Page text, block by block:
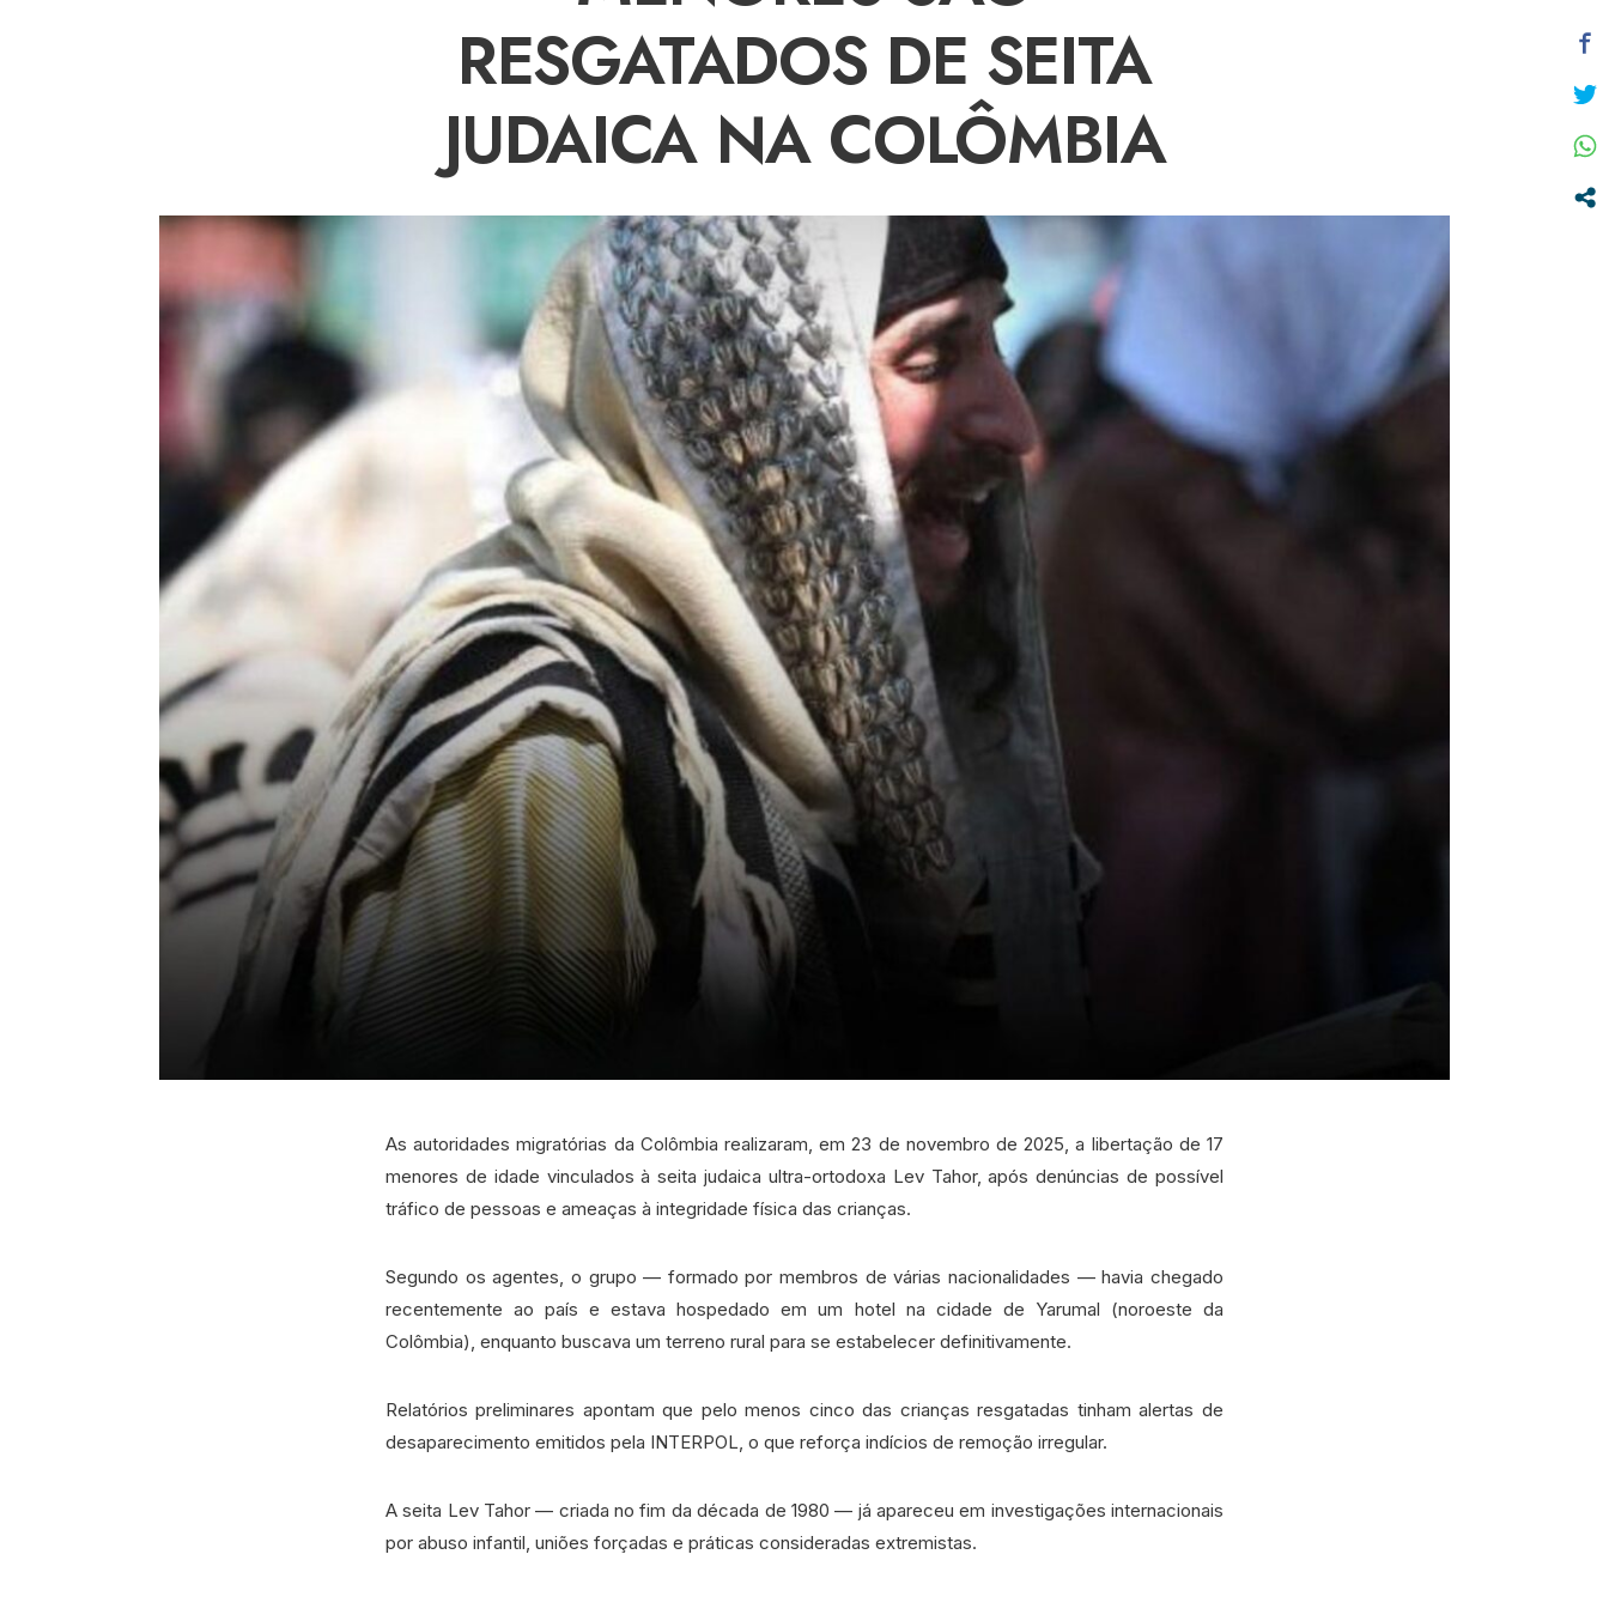
RESGATADOS DE SEITA
JUDAICA NA COLÔMBIA
As autoridades migratórias da Colômbia realizaram, em 23 de novembro de 2025, a libertação de 17
menores de idade vinculados à seita judaica ultra-ortodoxa Lev Tahor, após denúncias de possível
tráfico de pessoas e ameaças à integridade física das crianças.
Segundo os agentes, o grupo — formado por membros de várias nacionalidades — havia chegado
recentemente ao país e estava hospedado em um hotel na cidade de Yarumal (noroeste da
Colômbia), enquanto buscava um terreno rural para se estabelecer definitivamente.
Relatórios preliminares apontam que pelo menos cinco das crianças resgatadas tinham alertas de
desaparecimento emitidos pela INTERPOL, o que reforça indícios de remoção irregular.
A seita Lev Tahor — criada no fim da década de 1980 — já apareceu em investigações internacionais
por abuso infantil, uniões forçadas e práticas consideradas extremistas.